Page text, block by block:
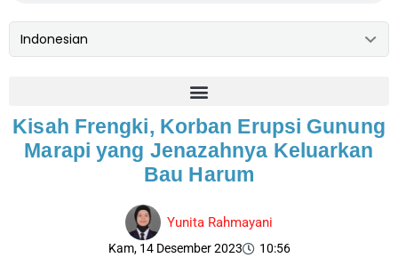
Kisah Frengki, Korban Erupsi Gunung
Marapi yang Jenazahnya Keluarkan
Bau Harum
Yunita Rahmayani
Kam, 14 Desember 2023 10:56